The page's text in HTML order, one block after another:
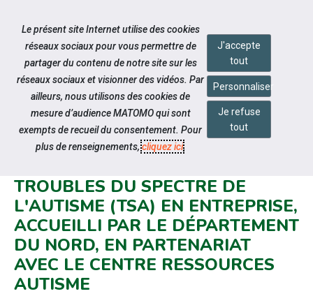
Aller au contenu
Notre actualité
[SEEPH 2024] CINÉ-DÉBAT DÉDIÉ
TROUBLES DU SPECTRE DE
L'AUTISME (TSA) EN ENTREPRISE,
ACCUEILLI PAR LE DÉPARTEMENT
DU NORD, EN PARTENARIAT
AVEC LE CENTRE RESSOURCES
AUTISME
Le présent site Internet utilise des cookies
réseaux sociaux pour vous permettre de
partager du contenu de notre site sur les
réseaux sociaux et visionner des vidéos. Par
ailleurs, nous utilisons des cookies de
mesure d’audience MATOMO qui sont
exempts de recueil du consentement. Pour
plus de renseignements,cliquez ici.
J'accepte
tout
Personnaliser
Je refuse
tout